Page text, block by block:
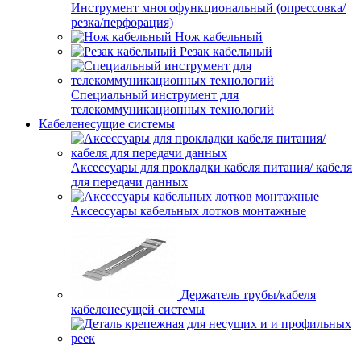
Инструмент многофункциональный (опрессовка/
резка/перфорация)
Нож кабельный
Резак кабельный
Специальный инструмент для
телекоммуникационных технологий
Кабеленесущие системы
Аксессуары для прокладки кабеля питания/ кабеля
для передачи данных
Аксессуары кабельных лотков монтажные
Держатель трубы/кабеля
кабеленесущей системы